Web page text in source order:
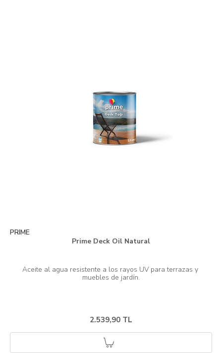
PRIME
Prime Deck Oil Natural
Aceite al agua resistente a los rayos UV para terrazas y
2.539,90 TL